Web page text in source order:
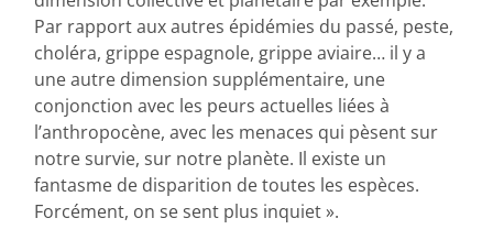
Par rapport aux autres épidémies du passé, peste,
choléra, grippe espagnole, grippe aviaire… il y a
une autre dimension supplémentaire, une
conjonction avec les peurs actuelles liées à
l’anthropocène, avec les menaces qui pèsent sur
notre survie, sur notre planète. Il existe un
fantasme de disparition de toutes les espèces.
Forcément, on se sent plus inquiet ».